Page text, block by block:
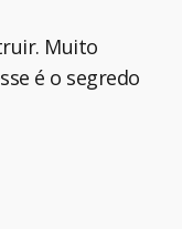
Muito
é o segredo